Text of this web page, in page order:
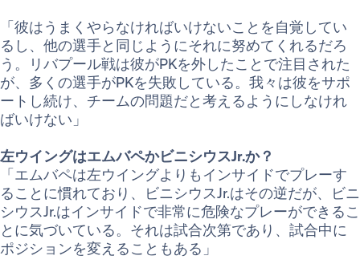
「彼はうまくやらなければいけないことを自覚してい
るし、他の選手と同じようにそれに努めてくれるだろ
う。リバプール戦は彼がPKを外したことで注目された
が、多くの選手がPKを失敗している。我々は彼をサポ
ートし続け、チームの問題だと考えるようにしなけれ
ばいけない」
左ウイングはエムバペかビニシウスJr.か？
「エムバペは左ウイングよりもインサイドでプレーす
ることに慣れており、ビニシウスJr.はその逆だが、ビニ
シウスJr.はインサイドで非常に危険なプレーができるこ
とに気づいている。それは試合次第であり、試合中に
ポジションを変えることもある」